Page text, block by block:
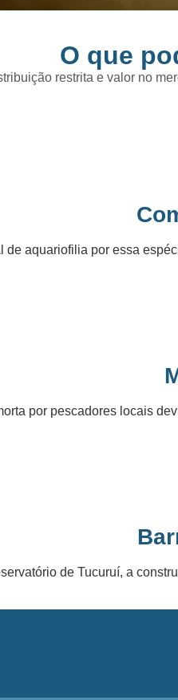
O que
restrita e valor no
de aquariofilia por essa
por pescadores locais
de Tucuruí, a